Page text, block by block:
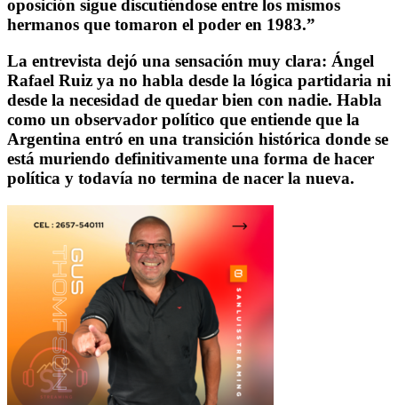
oposición sigue discutiéndose entre los mismos
hermanos que tomaron el poder en 1983.”
La entrevista dejó una sensación muy clara: Ángel
Rafael Ruiz ya no habla desde la lógica partidaria ni
desde la necesidad de quedar bien con nadie. Habla
como un observador político que entiende que la
Argentina entró en una transición histórica donde se
está muriendo definitivamente una forma de hacer
política y todavía no termina de nacer la nueva.